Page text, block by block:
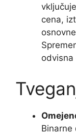
cena,
odvisna
Binarne